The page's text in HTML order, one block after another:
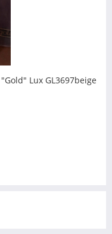
Lux GL3697beige